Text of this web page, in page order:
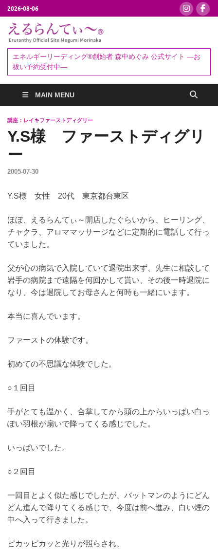
2026-08-06
ぃ～®
予約受付中
エネルギーリーディング®創始者 森中めぐみ 公式サイト ―お
祓い予約受付中―
MAIN MENU
講座：レイキファーストディグリー
Y.S様 ファーストディグリ
ー
2005-07-30
Y.S様 女性 20代 東京都台東区
ほぼ、えるらんてぃ～開店したぐらいから、ヒーリング、
チャクラ、アロママッサージなどに定期的に電話して行っ
ていました。
父が心の病気で入院していて退院出来ず、先生に相談して
岩手の病院まで遠隔を何回かして貰い、その後一時退院に
なり、今は退院してお母さんと何時も一緒にいます。
本当に喜んでいます。
ファーストの体験です。
初めての不思議な体験でした。
○１回目
手がとても温かく、合掌してから頭の上からいっぱい白っ
ぽい羽根が扇いで降ってくる感じでした。
いっぱいでした。
○２回目
一回目とよく似た感じでしたが、バットマンのようにどん
どん進んで降りてくる感じで、今度は前へ進み、白い煙の
中へ入って行きました。
ピカッピカッと光りが照らされ、